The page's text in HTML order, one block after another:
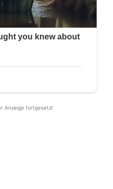
Anzeige fortgesetzt